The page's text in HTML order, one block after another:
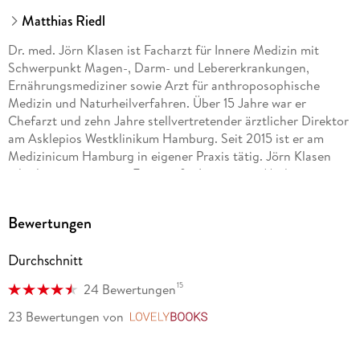
Matthias Riedl
Dr. med. Jörn Klasen ist Facharzt für Innere Medizin mit
Schwerpunkt Magen-, Darm- und Lebererkrankungen,
Ernährungsmediziner sowie Arzt für anthroposophische
Medizin und Naturheilverfahren. Über 15 Jahre war er
Chefarzt und zehn Jahre stellvertretender ärztlicher Direktor
am Asklepios Westklinikum Hamburg. Seit 2015 ist er am
Medizinicum Hamburg in eigener Praxis tätig. Jörn Klasen
gilt als ausgewiesener Experte für Integrative Medizin, er
Dr. med. Matthias Riedl ist ärztlicher Direktor der von ihm
einzigartig in Europa die Diabetologie mit der
Ernährungsmedizin und neun angrenzenden
Bewertungen
Durchschnitt
24 Bewertungen15
23 Bewertungen von